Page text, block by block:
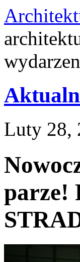
Luty 28,
parze!